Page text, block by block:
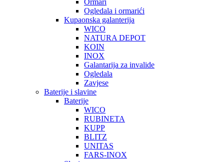
Ogledala i ormarići
Kupaonska galanterija
WICO
NATURA DEPOT
KOIN
INOX
Galantarija za invalide
Ogledala
Zavjese
Baterije i slavine
Baterije
WICO
RUBINETA
KUPP
BLITZ
UNITAS
FARS-INOX